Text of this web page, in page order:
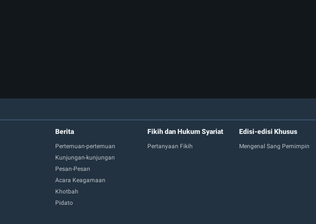
Berita
Pertemuan-pertemuan
Kunjungan-kunjungan
Pesan-Pesan
Acara Keagamaan
Khotbah
Pidato
Fikih dan Hukum Syariat
Pertanyaan Fikih
Edisi-edisi Khusus
Mengenal Sang Pemimpin